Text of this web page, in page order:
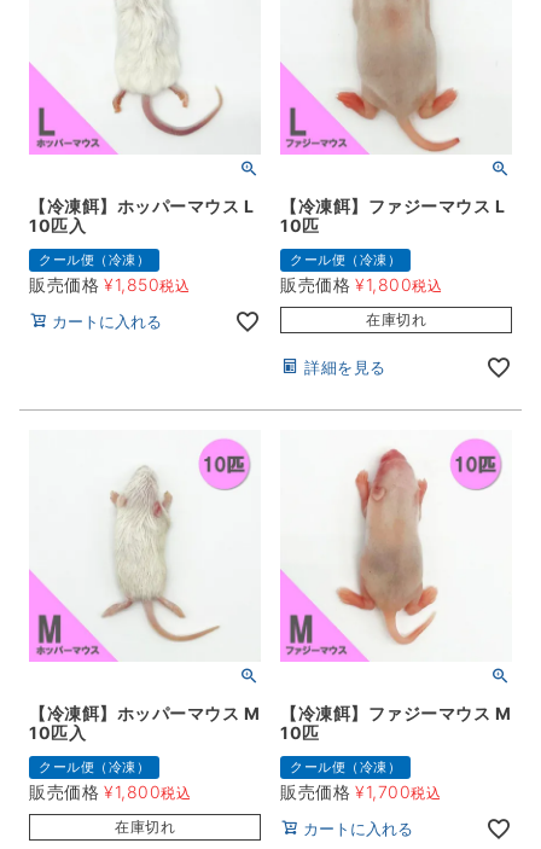
【冷凍餌】ホッパーマウス L
10匹入
クール便（冷凍）
販売価格 ¥1,850税込
カートに入れる
【冷凍餌】ファジーマウス L
10匹
クール便（冷凍）
販売価格 ¥1,800税込
在庫切れ
詳細を見る
【冷凍餌】ホッパーマウス M
10匹入
クール便（冷凍）
販売価格 ¥1,800税込
在庫切れ
【冷凍餌】ファジーマウス M
10匹
クール便（冷凍）
販売価格 ¥1,700税込
カートに入れる